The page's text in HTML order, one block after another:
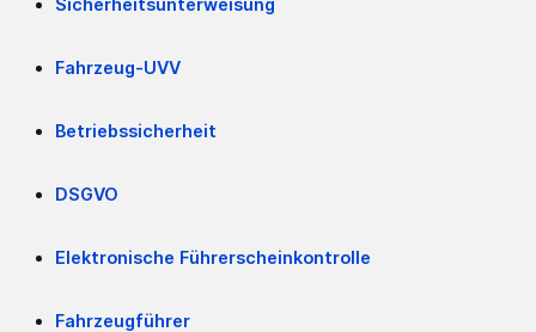
Fahrzeug-UVV
Betriebssicherheit
DSGVO
Elektronische Führerscheinkontrolle
Fahrzeugführer